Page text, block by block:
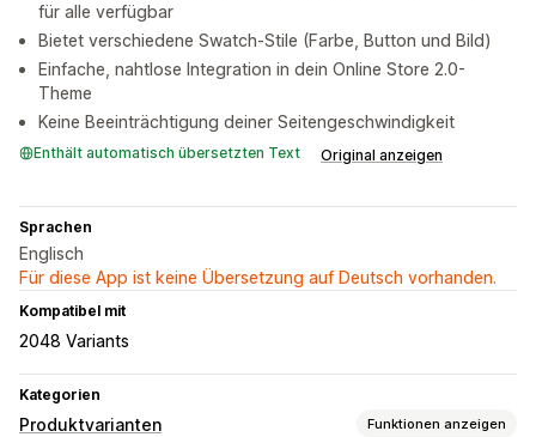
für alle verfügbar
Bietet verschiedene Swatch-Stile (Farbe, Button und Bild)
Einfache, nahtlose Integration in dein Online Store 2.0-
Theme
Keine Beeinträchtigung deiner Seitengeschwindigkeit
Enthält automatisch übersetzten Text Original anzeigen
Sprachen
Englisch
Für diese App ist keine Übersetzung auf Deutsch vorhanden.
Kompatibel mit
2048 Variants
Kategorien
Produktvarianten Funktionen anzeigen